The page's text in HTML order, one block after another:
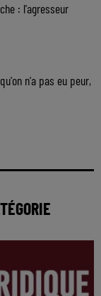
: l'agresseur
n'a pas eu peur,